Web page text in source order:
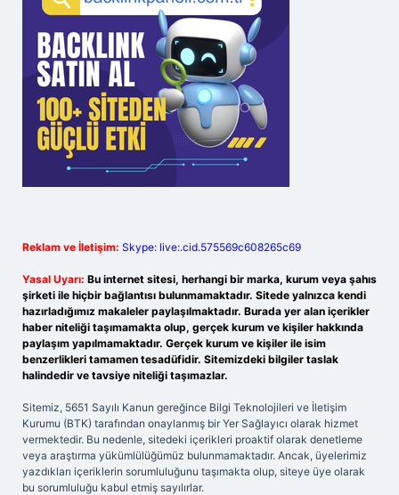
Reklam ve İletişim: Skype: live:.cid.575569c608265c69
Yasal Uyarı: Bu internet sitesi, herhangi bir marka, kurum veya şahıs
şirketi ile hiçbir bağlantısı bulunmamaktadır. Sitede yalnızca kendi
hazırladığımız makaleler paylaşılmaktadır. Burada yer alan içerikler
haber niteliği taşımamakta olup, gerçek kurum ve kişiler hakkında
paylaşım yapılmamaktadır. Gerçek kurum ve kişiler ile isim
benzerlikleri tamamen tesadüfidir. Sitemizdeki bilgiler taslak
halindedir ve tavsiye niteliği taşımazlar.
Sitemiz, 5651 Sayılı Kanun gereğince Bilgi Teknolojileri ve İletişim
Kurumu (BTK) tarafından onaylanmış bir Yer Sağlayıcı olarak hizmet
vermektedir. Bu nedenle, sitedeki içerikleri proaktif olarak denetleme
veya araştırma yükümlülüğümüz bulunmamaktadır. Ancak, üyelerimiz
yazdıkları içeriklerin sorumluluğunu taşımakta olup, siteye üye olarak
bu sorumluluğu kabul etmiş sayılırlar.